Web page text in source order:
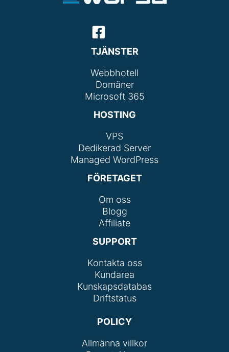
TJÄNSTER
Webbhotell
Domäner
Microsoft 365
HOSTING
VPS
Dedikerad Server
Managed WordPress
FÖRETAGET
Om oss
Blogg
Affiliate
SUPPORT
Kontakta oss
Kundarea
Kunskapsdatabas
Driftstatus
POLICY
Allmänna villkor